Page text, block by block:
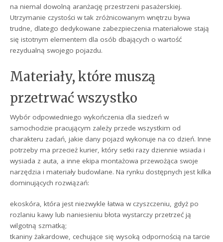
na niemal dowolną aranżację przestrzeni pasażerskiej.
Utrzymanie czystości w tak zróżnicowanym wnętrzu bywa
trudne, dlatego dedykowane zabezpieczenia materiałowe stają
się istotnym elementem dla osób dbających o wartość
rezydualną swojego pojazdu.
Materiały, które muszą
przetrwać wszystko
Wybór odpowiedniego wykończenia dla siedzeń w
samochodzie pracującym zależy przede wszystkim od
charakteru zadań, jakie dany pojazd wykonuje na co dzień. Inne
potrzeby ma przecież kurier, który setki razy dziennie wsiada i
wysiada z auta, a inne ekipa montażowa przewożąca swoje
narzędzia i materiały budowlane. Na rynku dostępnych jest kilka
dominujących rozwiązań:
ekoskóra, która jest niezwykle łatwa w czyszczeniu, gdyż po
rozlaniu kawy lub naniesieniu błota wystarczy przetrzeć ją
wilgotną szmatką;
tkaniny żakardowe, cechujące się wysoką odpornością na tarcie